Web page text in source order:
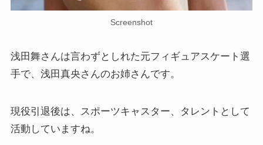
Screenshot
浅田舞さんは言わずとしれた元フィギュアスケート選
手で、浅田真央さんのお姉さんです。
現役引退後は、スポーツキャスター、タレントとして
活動していますね。